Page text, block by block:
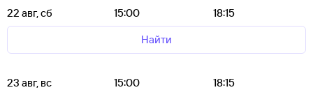
22 авг, сб 15:00
18:15
Найти
23 авг, вс 15:00
18:15